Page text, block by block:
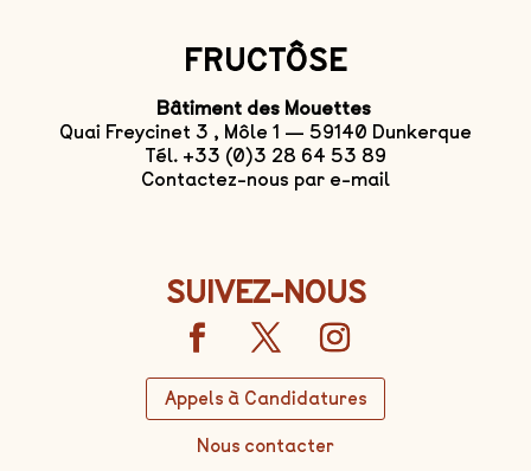
FRUCTÔSE
Bâtiment des Mouettes
Quai Freycinet 3 , Môle 1 — 59140 Dunkerque
Tél. +33 (0)3 28 64 53 89
Contactez-nous par e-mail
SUIVEZ-NOUS
Appels à Candidatures
Nous contacter